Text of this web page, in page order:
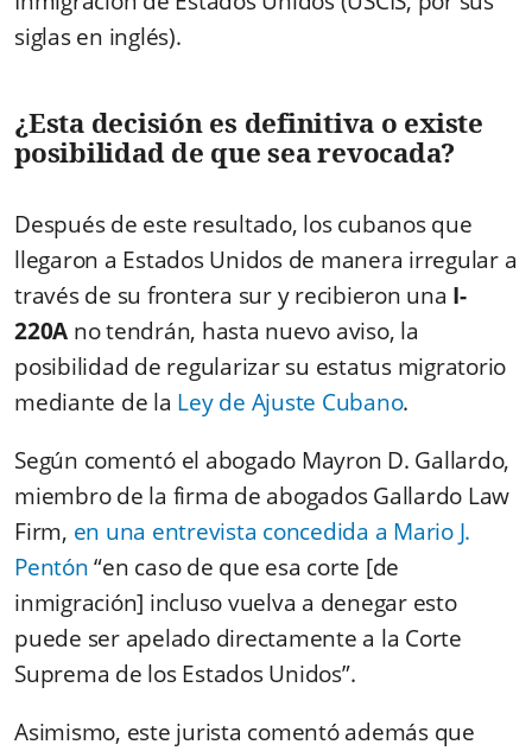
siglas en inglés).
¿Esta decisión es definitiva o existe
posibilidad de que sea revocada?
Después de este resultado, los cubanos que
llegaron a Estados Unidos de manera irregular a
través de su frontera sur y recibieron una I-
220A no tendrán, hasta nuevo aviso, la
posibilidad de regularizar su estatus migratorio
mediante de la Ley de Ajuste Cubano.
Según comentó el abogado Mayron D. Gallardo,
miembro de la firma de abogados Gallardo Law
Firm, en una entrevista concedida a Mario J.
Pentón“en caso de que esa corte [de
inmigración] incluso vuelva a denegar esto
puede ser apelado directamente a la Corte
Suprema de los Estados Unidos”.
Asimismo, este jurista comentó además que